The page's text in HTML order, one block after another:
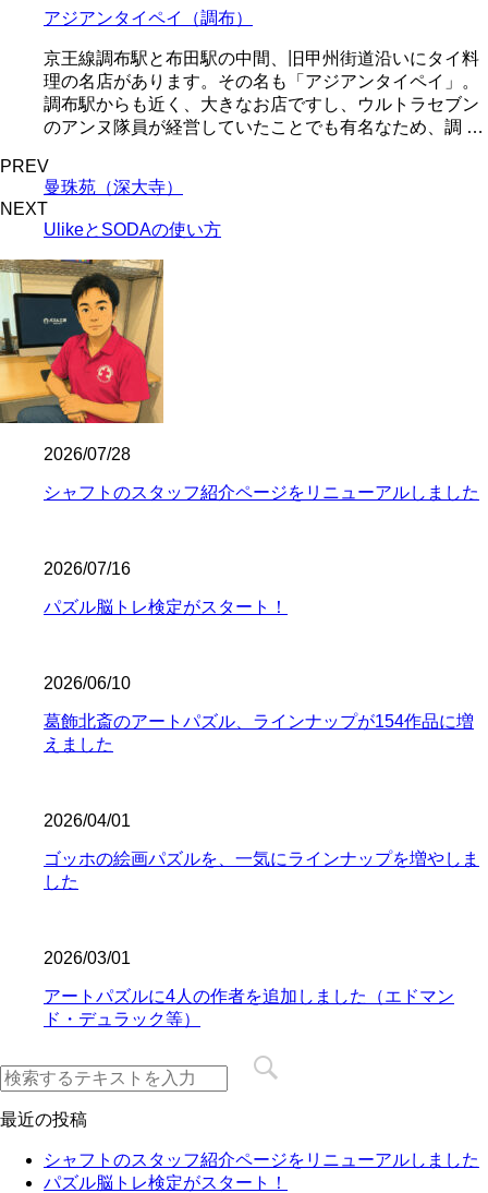
アジアンタイペイ（調布）
京王線調布駅と布田駅の中間、旧甲州街道沿いにタイ料
理の名店があります。その名も「アジアンタイペイ」。
調布駅からも近く、大きなお店ですし、ウルトラセブン
のアンヌ隊員が経営していたことでも有名なため、調 …
PREV
曼珠苑（深大寺）
NEXT
UlikeとSODAの使い方
2026/07/28
シャフトのスタッフ紹介ページをリニューアルしました
2026/07/16
パズル脳トレ検定がスタート！
2026/06/10
葛飾北斎のアートパズル、ラインナップが154作品に増
えました
2026/04/01
ゴッホの絵画パズルを、一気にラインナップを増やしま
した
2026/03/01
アートパズルに4人の作者を追加しました（エドマン
ド・デュラック等）
最近の投稿
シャフトのスタッフ紹介ページをリニューアルしました
パズル脳トレ検定がスタート！